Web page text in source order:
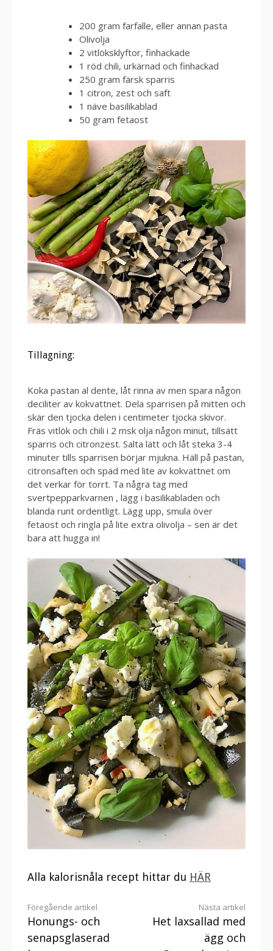
200 gram farfalle, eller annan pasta
Olivolja
2 vitlöksklyftor, finhackade
1 röd chili, urkärnad och finhackad
250 gram färsk sparris
1 citron, zest och saft
1 näve basilikablad
50 gram fetaost
Tillagning:
Koka pastan al dente, låt rinna av men spara någon
deciliter av kokvattnet. Dela sparrisen på mitten och
skär den tjocka delen i centimeter tjocka skivor.
Fräs vitlök och chili i 2 msk olja någon minut, tillsätt
sparris och citronzest. Salta lätt och låt steka 3-4
minuter tills sparrisen börjar mjukna. Häll på pastan,
citronsaften och späd med lite av kokvattnet om
det verkar för torrt. Ta några tag med
svertpepparkvarnen , lägg i basilikabladen och
blanda runt ordentligt. Lägg upp, smula över
fetaost och ringla på lite extra olivolja – sen är det
bara att hugga in!
Alla kalorisnåla recept hittar du HÄR
Fortsätt
läsa
Föregående artikel
Honungs- och
senapsglaserad
Nästa artikel
Het laxsallad med
ägg och